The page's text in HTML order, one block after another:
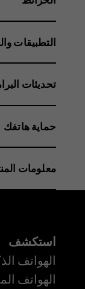
التطبيقات
تحديثات
حماية هاتفك
معلومات
استكشف
الهواتف
الهواتف